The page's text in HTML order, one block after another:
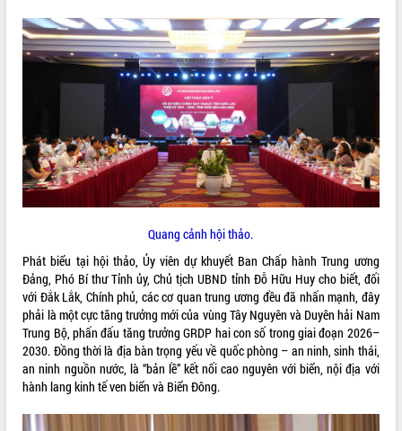
QUY HOẠCH - KẾ HOẠCH
VIDEO
Quang cảnh hội thảo.
Phát biểu tại hội thảo, Ủy viên dự khuyết Ban Chấp hành Trung ương
Đảng, Phó Bí thư Tỉnh ủy, Chủ tịch UBND tỉnh Đỗ Hữu Huy cho biết, đối
với Đắk Lắk, Chính phủ, các cơ quan trung ương đều đã nhấn mạnh, đây
phải là một cực tăng trưởng mới của vùng Tây Nguyên và Duyên hải Nam
Trung Bộ, phấn đấu tăng trưởng GRDP hai con số trong giai đoạn 2026–
2030. Đồng thời là địa bàn trọng yếu về quốc phòng – an ninh, sinh thái,
an ninh nguồn nước, là “bản lề” kết nối cao nguyên với biển, nội địa với
hành lang kinh tế ven biển và Biển Đông.